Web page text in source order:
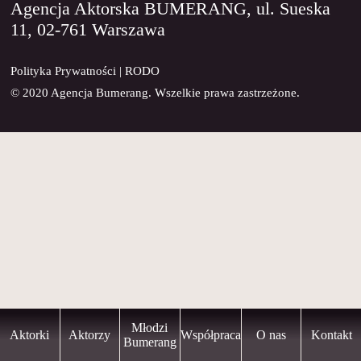
KONTAKT
Aktorki Aktorzy
Młodzi
Bumerang
Współpraca O nas Kontakt
Agencja Aktorska BUMERANG, ul. Sueska
11, 02-761 Warszawa
Polityka Prywatności |RODO
© 2020 Agencja Bumerang. Wszelkie prawa zastrzeżone.